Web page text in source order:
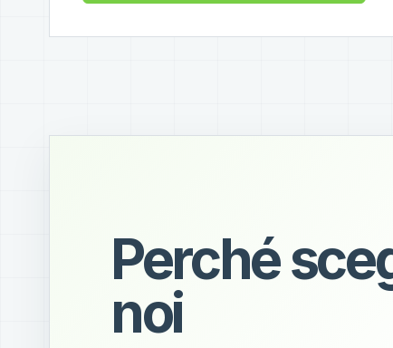
Perché
noi